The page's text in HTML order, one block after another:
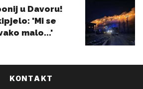
KONTAKT